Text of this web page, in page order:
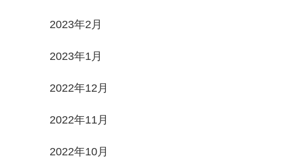
2023年2月
2023年1月
2022年12月
2022年11月
2022年10月